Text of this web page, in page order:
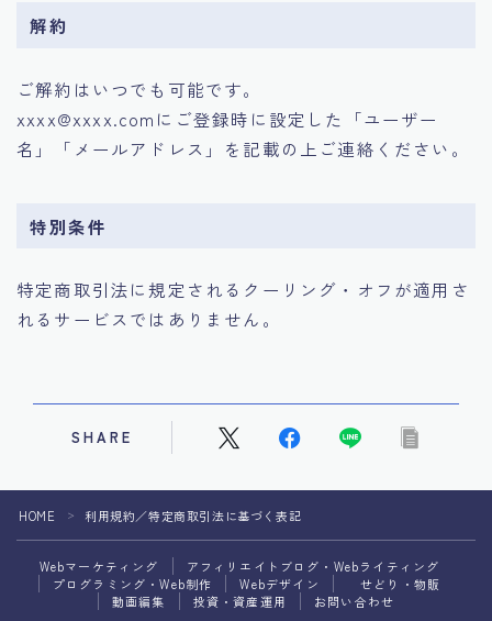
解約
ご解約はいつでも可能です。
xxxx@xxxx.comにご登録時に設定した「ユーザー
名」「メールアドレス」を記載の上ご連絡ください。
特別条件
特定商取引法に規定されるクーリング・オフが適用さ
れるサービスではありません。
SHARE
HOME ＞ 利用規約／特定商取引法に基づく表記
Webマーケティング
アフィリエイトブログ・Webライティング
プログラミング・Web制作
Webデザイン
せどり・物販
動画編集
投資・資産運用 お問い合わせ